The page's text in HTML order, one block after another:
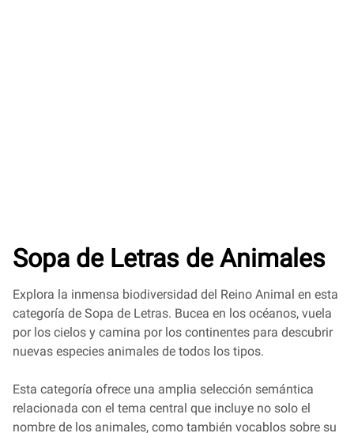
Sopa de Letras de Animales
Explora la inmensa biodiversidad del Reino Animal en esta
categoría de Sopa de Letras. Bucea en los océanos, vuela
por los cielos y camina por los continentes para descubrir
nuevas especies animales de todos los tipos.
Esta categoría ofrece una amplia selección semántica
relacionada con el tema central que incluye no solo el
nombre de los animales, como también vocablos sobre su